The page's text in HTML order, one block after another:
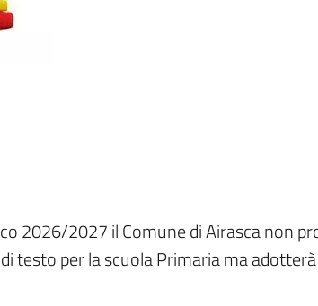
2026/2027 il Comune di Airasca non
testo per la scuola Primaria ma